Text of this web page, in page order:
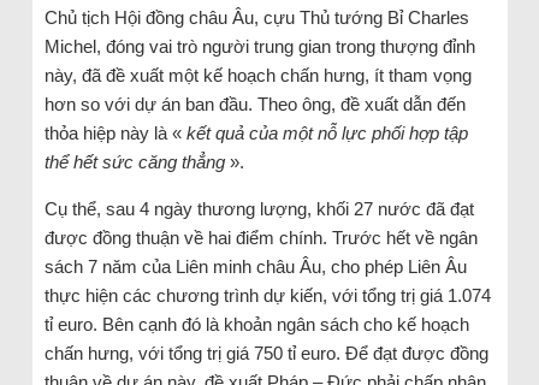
Chủ tịch Hội đồng châu Âu, cựu Thủ tướng Bỉ Charles
Michel, đóng vai trò người trung gian trong thượng đỉnh
này, đã đề xuất một kế hoạch chấn hưng, ít tham vọng
hơn so với dự án ban đầu. Theo ông, đề xuất dẫn đến
thỏa hiệp này là « kết quả của một nỗ lực phối hợp tập
thể hết sức căng thẳng».
Cụ thể, sau 4 ngày thương lượng, khối 27 nước đã đạt
được đồng thuận về hai điểm chính. Trước hết về ngân
sách 7 năm của Liên minh châu Âu, cho phép Liên Âu
thực hiện các chương trình dự kiến, với tổng trị giá 1.074
tỉ euro. Bên cạnh đó là khoản ngân sách cho kế hoạch
chấn hưng, với tổng trị giá 750 tỉ euro. Để đạt được đồng